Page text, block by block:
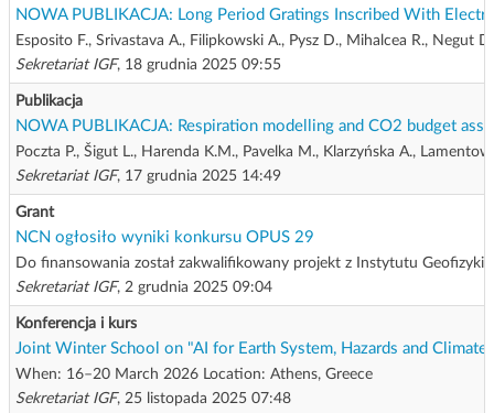
NOWA PUBLIKACJA: Long Period Gratings Inscribed With
Esposito F., Srivastava A., Filipkowski A., Pysz D., Mihalcea R., Negut
Sekretariat IGF, 18 grudnia 2025 09:55
Publikacja
NOWA PUBLIKACJA: Respiration modelling and CO2 budget
Poczta P., Šigut L., Harenda K.M., Pavelka M., Klarzyńska A.,
Sekretariat IGF, 17 grudnia 2025 14:49
Grant
NCN ogłosiło wyniki konkursu OPUS 29
Do finansowania został zakwalifikowany projekt z Instytutu Geofizyki
Sekretariat IGF, 2 grudnia 2025 09:04
Konferencja i kurs
Joint Winter School on "AI for Earth System, Hazards and Climate
When: 16–20 March 2026 Location: Athens, Greece
Sekretariat IGF, 25 listopada 2025 07:48